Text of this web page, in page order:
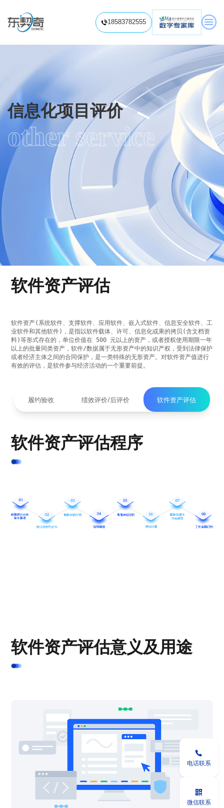
18583782555 
关于我们
信息化项目造价
信息化项目造价咨询 信息化项目造价视频
信息化项目审计
信息系统内部审计 信息化项目专项审计
培训赋能中心
预算标准解读 项目费用分析
信息系统审计培训
信息化项目造价知识
信息化项目审计知识
信息化项目评价
履约验收 绩效评价/后评价软件资产评估
数智评估工具
新闻动态
联系我们

信息化项目评价
other service
软件资产评估
软件资产(系统软件、支撑软件、应用软件、嵌入式软件、信息安全软件、工
业软件和其他软件)，是指以软件载体、许可、信息化或果的拷贝(含文档资
料)等形式存在的，单位价值在 500 元以上的资产，或者授权使用期限一年
以上的批量同类资产，软件/数据属于无形资产中的知识产权，受到法律保护
或者经济主体之间的合同保护，是一类特殊的无形资产。对软件资产值进行
有效的评估，是软件参与经济活动的一个重要前提。
履约验收 绩效评价/后评价 软件资产评估
软件资产评估程序
软件资产评估意义及用途

电话联系

微信联系